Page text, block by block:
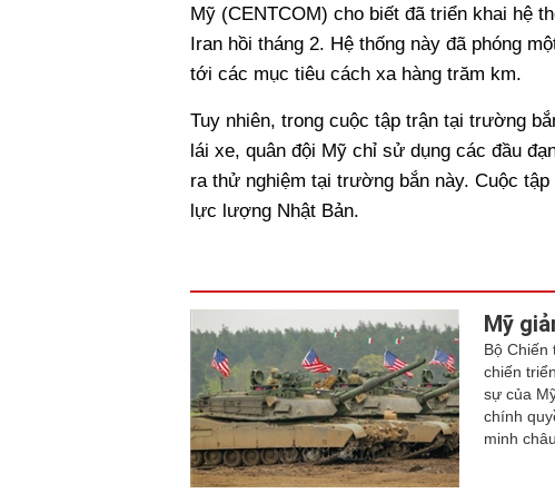
Mỹ (CENTCOM) cho biết đã triển khai hệ
Iran hồi tháng 2. Hệ thống này đã phóng
tới các mục tiêu cách xa hàng trăm km.
Tuy nhiên, trong cuộc tập trận tại trường
lái xe, quân đội Mỹ chỉ sử dụng các đầu
ra thử nghiệm tại trường bắn này. Cuộc
lực lượng Nhật Bản.
Mỹ
Bộ Chiến
chiến
sự của
chính
minh